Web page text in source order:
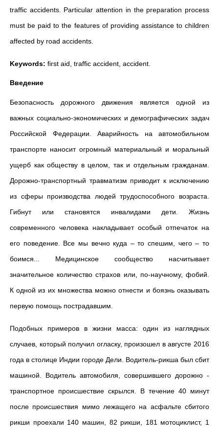
traffic accidents. Particular attention in the preparation process
must be paid to the features of providing assistance to children
affected by road accidents.
Keywords: first aid, traffic accident, accident.
Введение
Безопасность дорожного движения является одной из
важных социально-экономических и демографических задач
Российской Федерации. Аварийность на автомобильном
транспорте наносит огромный материальный и моральный
ущерб как обществу в целом, так и отдельным гражданам.
Дорожно-транспортный травматизм приводит к исключению
из сферы производства людей трудоспособного возраста.
Гибнут или становятся инвалидами дети. Жизнь
современного человека накладывает особый отпечаток на
его поведение. Все мы вечно куда – то спешим, чего – то
боимся... Медицинское сообщество насчитывает
значительное количество страхов или, по-научному, фобий.
К одной из их множества можно отнести и боязнь оказывать
первую помощь пострадавшим.
Подобных примеров в жизни масса: один из наглядных
случаев, который получил огласку, произошел в августе 2016
года в столице Индии городе Дели. Водитель-рикша был сбит
машиной. Водитель автомобиля, совершившего дорожно -
транспортное происшествие скрылся. В течение 40 минут
после происшествия мимо лежащего на асфальте сбитого
рикши проехали 140 машин, 82 рикши, 181 мотоциклист, 1